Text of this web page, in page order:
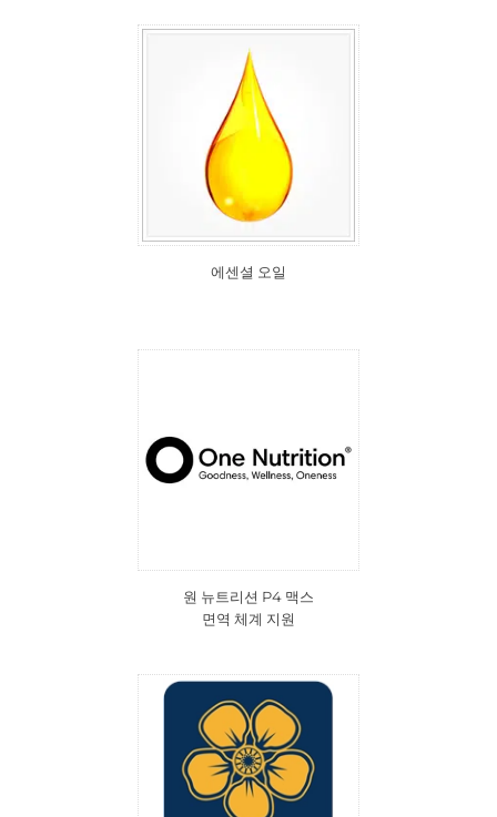
에센셜 오일
원 뉴트리션 P4 맥스
면역 체계 지원